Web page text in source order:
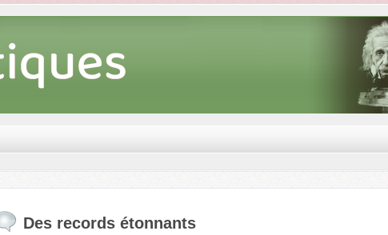
Des records étonnants